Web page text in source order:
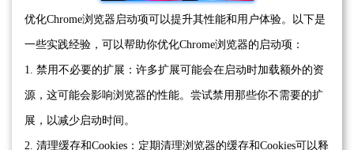
优化Chrome浏览器启动项可以提升其性能和用户体验。以下是
一些实践经验，可以帮助你优化Chrome浏览器的启动项：
1. 禁用不必要的扩展：许多扩展可能会在启动时加载额外的资
源，这可能会影响浏览器的性能。尝试禁用那些你不需要的扩
展，以减少启动时间。
2. 清理缓存和Cookies：定期清理浏览器的缓存和Cookies可以释